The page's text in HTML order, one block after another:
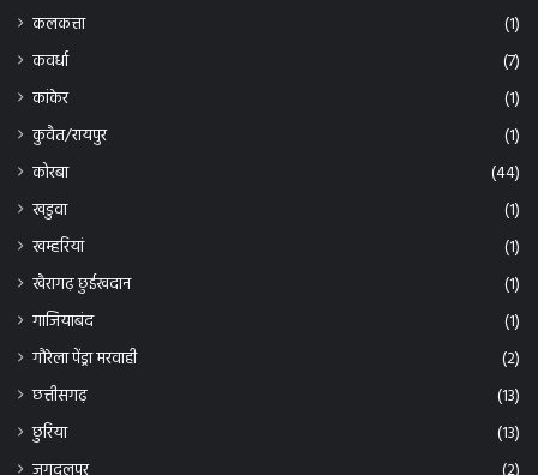
कलकत्ता
(1)
कवर्धा
(7)
कांकेर
(1)
कुवैत/रायपुर
(1)
कोरबा
(44)
खडुवा
(1)
खम्हरियां
(1)
खैरागढ़ छुईखदान
(1)
गाजियाबंद
(1)
गौरेला पेंड्रा मरवाही
(2)
छत्तीसगढ़
(13)
छुरिया
(13)
जगदलपुर
(2)